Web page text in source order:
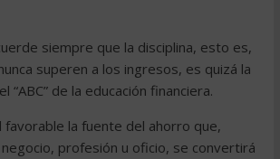
siempre que la disciplina, esto es,
superen a los ingresos, es quizá la
“ABC” de la educación financiera.
favorable la fuente del ahorro que,
profesión u oficio, se convertirá